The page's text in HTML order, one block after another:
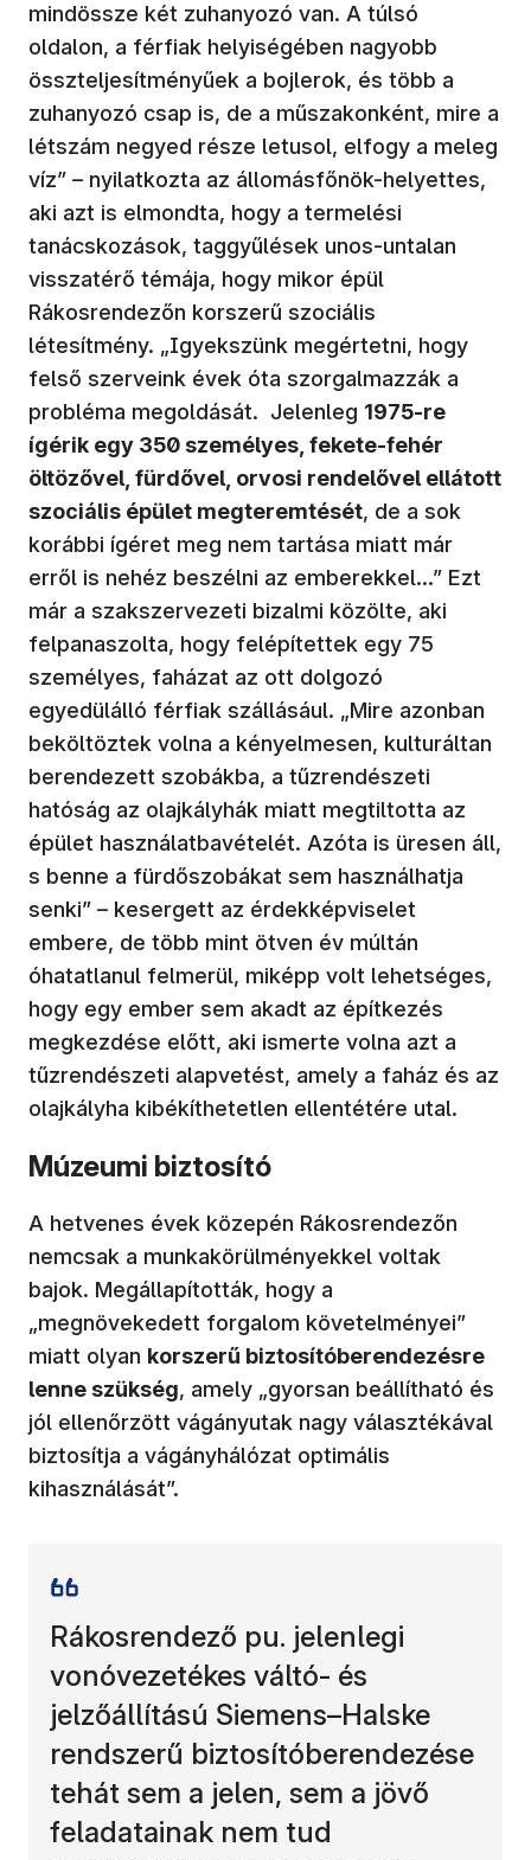
mindössze két zuhanyozó van. A túlsó
oldalon, a férfiak helyiségében nagyobb
összteljesítményűek a bojlerok, és több a
zuhanyozó csap is, de a műszakonként, mire a
létszám negyed része letusol, elfogy a meleg
víz” – nyilatkozta az állomásfőnök-helyettes,
aki azt is elmondta, hogy a termelési
tanácskozások, taggyűlések unos-untalan
visszatérő témája, hogy mikor épül
Rákosrendezőn korszerű szociális
létesítmény. „Igyekszünk megértetni, hogy
felső szerveink évek óta szorgalmazzák a
probléma megoldását. Jelenleg 1975-re
ígérik egy 350 személyes, fekete-fehér
öltözővel, fürdővel, orvosi rendelővel ellátott
szociális épület megteremtését, de a sok
korábbi ígéret meg nem tartása miatt már
erről is nehéz beszélni az emberekkel…” Ezt
már a szakszervezeti bizalmi közölte, aki
felpanaszolta, hogy felépítettek egy 75
személyes, faházat az ott dolgozó
egyedülálló férfiak szállásául. „Mire azonban
beköltöztek volna a kényelmesen, kulturáltan
berendezett szobákba, a tűzrendészeti
hatóság az olajkályhák miatt megtiltotta az
épület használatbavételét. Azóta is üresen áll,
s benne a fürdőszobákat sem használhatja
senki” – kesergett az érdekképviselet
embere, de több mint ötven év múltán
óhatatlanul felmerül, miképp volt lehetséges,
hogy egy ember sem akadt az építkezés
megkezdése előtt, aki ismerte volna azt a
tűzrendészeti alapvetést, amely a faház és az
olajkályha kibékíthetetlen ellentétére utal.
Múzeumi biztosító
A hetvenes évek közepén Rákosrendezőn
nemcsak a munkakörülményekkel voltak
bajok. Megállapították, hogy a
„megnövekedett forgalom követelményei”
miatt olyan korszerű biztosítóberendezésre
lenne szükség, amely „gyorsan beállítható és
jól ellenőrzött vágányutak nagy választékával
biztosítja a vágányhálózat optimális
kihasználását”.
Rákosrendező pu. jelenlegi
vonóvezetékes váltó- és
jelzőállítású Siemens–Halske
rendszerű biztosítóberendezése
tehát sem a jelen, sem a jövő
feladatainak nem tud